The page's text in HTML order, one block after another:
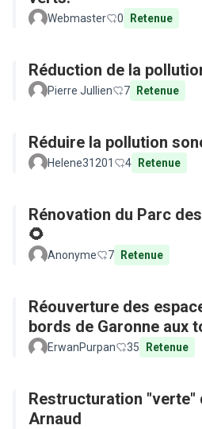
Webmaster 0 Retenue
Réduction de la
Pierre Jullien 7 Retenue
Réduire la pollution
Helene31201 4 Retenue
Rénovation du Parc
🌻
Anonyme 7 Retenue
Réouverture des
bords de Garonne aux
ErwanPurpan 35 Retenue
Restructuration "verte"
Arnaud